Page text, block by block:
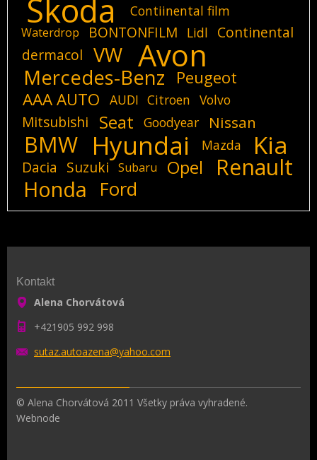
Skoda Contiinental film
Waterdrop BONTONFILM Lidl
Continental
dermacol
VW Avon
Mercedes-Benz
Peugeot
AAA AUTO
AUDI Citroen Volvo
Mitsubishi Seat Goodyear Nissan
BMW Hyundai Mazda Kia
Dacia Suzuki Subaru Opel Renault
Honda Ford
Kontakt
Alena Chorvátová
+421905 992 998
sutaz.autoazena@yahoo.com
© Alena Chorvátová 2011 Všetky práva vyhradené.
Webnode